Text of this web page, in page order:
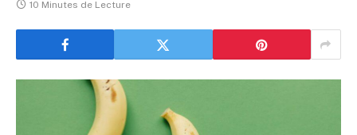
10 Minutes de Lecture